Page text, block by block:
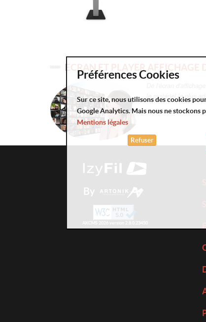
ECRAN ET PLAYER AFFICHAGE
De l'écran
le matériel le plus
By
AKCMS 2026 version 2.8.0.23450
Préférences Cookies
Sur ce site, nous utilisons des cookies
Google Analytics. Mais nous ne stockons
Mentions légales
Refuser